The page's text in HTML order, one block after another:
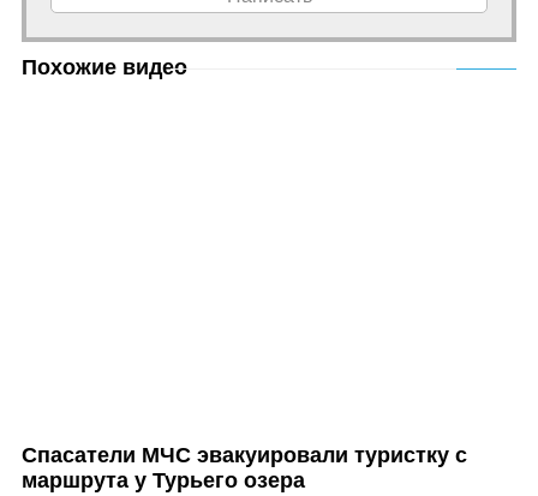
Похожие видео
Спасатели МЧС эвакуировали туристку с
маршрута у Турьего озера